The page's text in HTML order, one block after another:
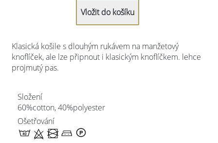
Klasická košile s dlouhým rukávem na manžetový
knoflíček, ale lze připnout i klasickým knoflíčkem. lehce
projmutý pas.
Složení
60%cotton, 40%polyester
Ošetřování